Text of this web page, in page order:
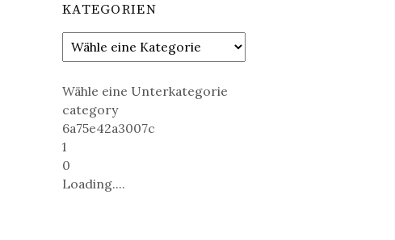
KATEGORIEN
Wähle eine Unterkategorie
category
6a75e42a3007c
1
0
Loading....